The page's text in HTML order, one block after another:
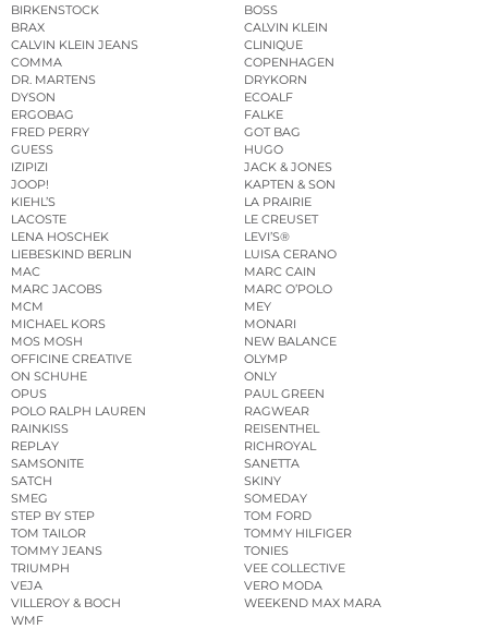
BIRKENSTOCK
BOSS
BRAX
CALVIN KLEIN
CALVIN KLEIN JEANS
CLINIQUE
COMMA
COPENHAGEN
DR. MARTENS
DRYKORN
DYSON
ECOALF
ERGOBAG
FALKE
FRED PERRY
GOT BAG
GUESS
HUGO
IZIPIZI
JACK & JONES
JOOP!
KAPTEN & SON
KIEHL’S
LA PRAIRIE
LACOSTE
LE CREUSET
LENA HOSCHEK
LEVI’S®
LIEBESKIND BERLIN
LUISA CERANO
MAC
MARC CAIN
MARC JACOBS
MARC O’POLO
MCM
MEY
MICHAEL KORS
MONARI
MOS MOSH
NEW BALANCE
OFFICINE CREATIVE
OLYMP
ON SCHUHE
ONLY
OPUS
PAUL GREEN
POLO RALPH LAUREN
RAGWEAR
RAINKISS
REISENTHEL
REPLAY
RICHROYAL
SAMSONITE
SANETTA
SATCH
SKINY
SMEG
SOMEDAY
STEP BY STEP
TOM FORD
TOM TAILOR
TOMMY HILFIGER
TOMMY JEANS
TONIES
TRIUMPH
VEE COLLECTIVE
VEJA
VERO MODA
VILLEROY & BOCH
WEEKEND MAX MARA
WMF